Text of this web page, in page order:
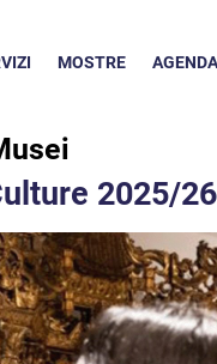
AGENDA
MOSTRE
2025/26